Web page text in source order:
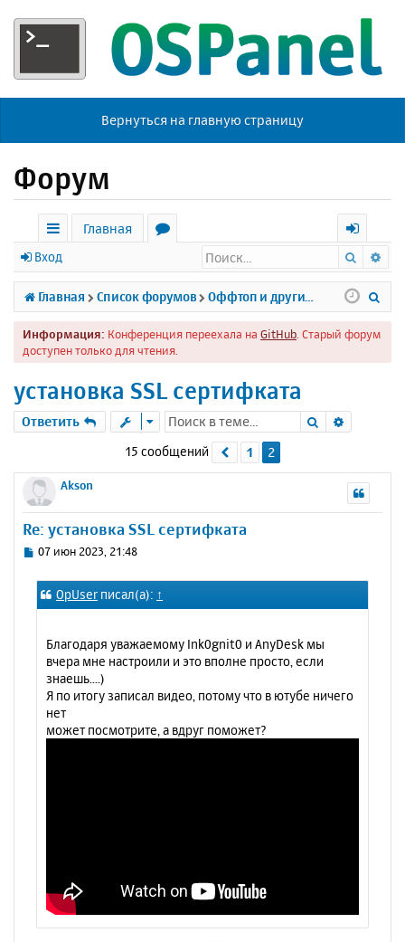
Вернуться на главную страницу
Форум
с
ы
л
к
Главная
р
у
м
х
о
д
Вход Поиск
Главная Список форумов
Информация: Конференция переехала на GitHub . Старый форум
доступен только для чтения.
установка SSL сертифката
Ответить Поиск
15 сообщений Пред.
1 2
Akson
Re: установка SSL сертифката
С
о
б
07 июн 2023, 21:48
OpUser писал(а): ↑
Благодаря уважаемому Ink0gnit0 и AnyDesk мы
вчера мне настроили и это вполне просто, если
знаешь....)
Я по итогу записал видео, потому что в ютубе ничего
нет
может посмотрите, а вдруг поможет?